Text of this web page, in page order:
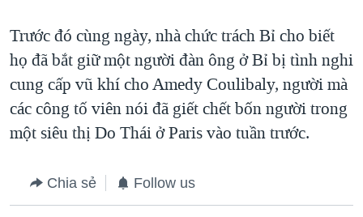
Trước đó cùng ngày, nhà chức trách Bỉ cho biết
họ đã bắt giữ một người đàn ông ở Bỉ bị tình nghi
cung cấp vũ khí cho Amedy Coulibaly, người mà
các công tố viên nói đã giết chết bốn người trong
một siêu thị Do Thái ở Paris vào tuần trước.
Chia sẻ Follow us